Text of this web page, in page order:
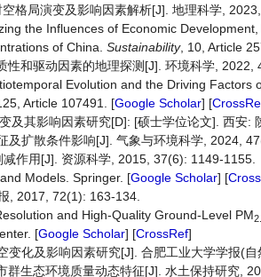
格局演变及影响因素解析[J]. 地理科学,
the Influences of Economic
of China. Sustainability, 10, Article
和驱动因素的地理探测[J]. 环境科学, 2022,
Evolution and the Driving Factors
125, Article 107491. [Google Scholar] [
及其影响因素研究[D]: [硕士学位论文]. 西安:
及扩散条件影响[J]. 气象与环境科学, 2024,
减作用[J]. 资源科学, 2015, 37(6): 1149-1155.
Models. Springer. [Google Scholar] [
, 2017, 72(1): 163-134.
and High-Quality Ground-Level PM
[Google Scholar] [CrossRef]
变化及影响因素研究[J]. 合肥工业大学学报(
生态环境质量动态特征[J]. 水土保持研究,